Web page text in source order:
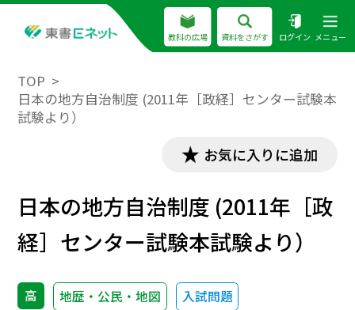
教科の広場 資料をさがす ログイン メニュー
TOP
日本の地方自治制度 (2011年［政経］センター試験本
試験より）
お気に入りに追加
日本の地方自治制度 (2011年［政
経］センター試験本試験より）
高 地歴・公民・地図 入試問題